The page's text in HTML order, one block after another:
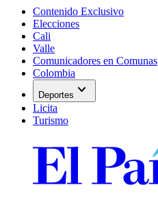
Contenido Exclusivo
Elecciones
Cali
Valle
Comunicadores en Comunas
Colombia
Deportes expand_more
Licita
Turismo